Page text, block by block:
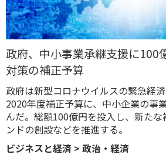
政府、中小事業承継支援に
対策の補正予算
政府は新型コロナウイルスの緊急経
2020年度補正予算に、中小企業の事
んだ。総額100億円を投入し、新た
ンドの創設などを推進する。
ビジネスと経済 > 政治・経済